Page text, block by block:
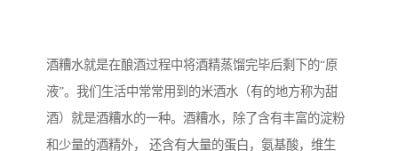
酒糟水就是在酿酒过程中将酒精蒸馏完毕后剩下的“原
液”。我们生活中常常用到的米酒水（有的地方称为甜
酒）就是酒糟水的一种。酒糟水，除了含有丰富的淀粉
和少量的酒精外， 还含有大量的蛋白，氨基酸，维生
风景区生活污水处理一体
化设备
一体化污水处理设备
无动力一体化污水处理设 服务区一体化污水处理设